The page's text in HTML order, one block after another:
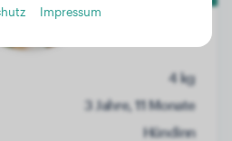
4 kg
3 Jahre, 11 Monate
Hündinn
Impressum